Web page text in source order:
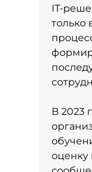
IT-
только
В 2023
оценку